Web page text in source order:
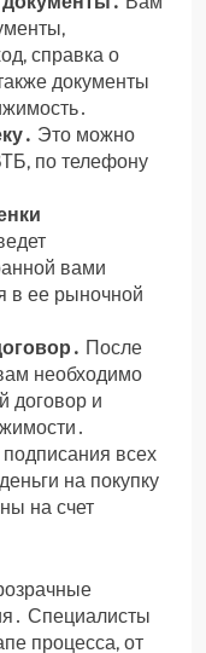
справка о
документы
Это можно
по телефону
вами
в ее рыночной
После
необходимо
договор и
всех
на покупку
на счет
Специалисты
процесса, от